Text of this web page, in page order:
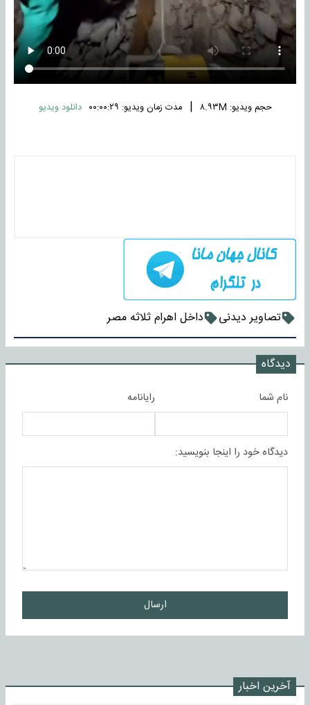
حجم ویدیو: ۸.۹۳M | مدت زمان ویدیو: ۰۰:۰۰:۲۹ دانلود ویدیو
تصاویر دیدنی داخل اهرام ثلاثه مصر
دیدگاه
نام شما رایانامه
دیدگاه خود را اینجا بنویسید:
ارسال
آخرین اخبار